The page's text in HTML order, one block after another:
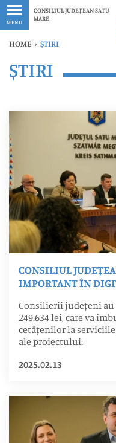
MENU
CONSILIUL JUDEȚEAN SATU
MARE
Ultimele
HOME › ȘTIRI
ȘTIRI
CONSILIUL
IMPORTANT ÎN
Consilierii județeni au
249.634 lei, care va
cetățenilor la
ale proiectului:
2025.02.13